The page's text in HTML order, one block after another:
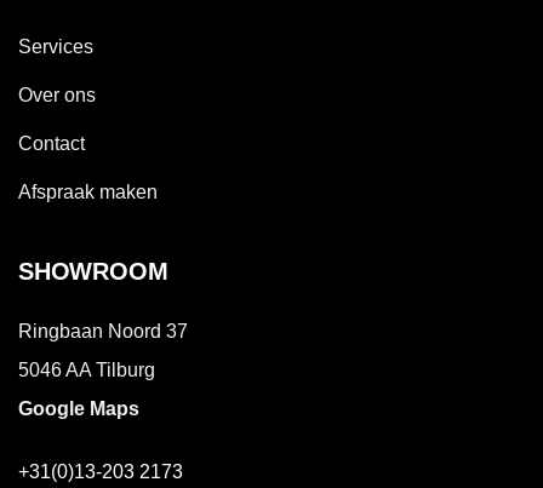
Services
Over ons
Contact
Afspraak maken
SHOWROOM
Ringbaan Noord 37
5046 AA Tilburg
Google Maps
+31(0)13-203 2173